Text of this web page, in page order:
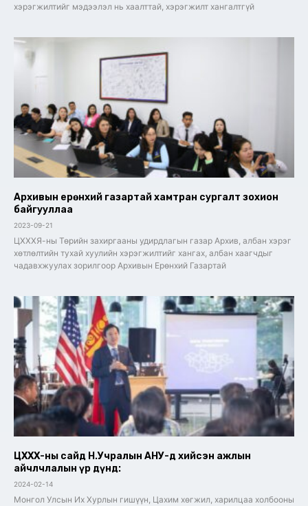
хэрэгжилтийг мэдээлэл нь хаалттай, хэрэгжилт хангалтгүй
Архивын ерөнхий газартай хамтран сургалт зохион
байгууллаа
2023-09-21
ЦХХХЯ-ны Төрийн захиргааны удирдлагын газар Архив, албан хэрэг
хөтлөлтийн тухай хуулийн хэрэгжилтийг хангах, албан хаагчдыг
чадавхжуулах зорилгоор Архивын Ерөнхий Газартай
ЦХХХ-ны сайд Н.Учралын АНУ-д хийсэн ажлын
айчлчлалын үр дүнд:
2024-02-14
Монгол Улсын Их Хурлын гишүүн, Цахим хөгжил, харилцаа холбооны